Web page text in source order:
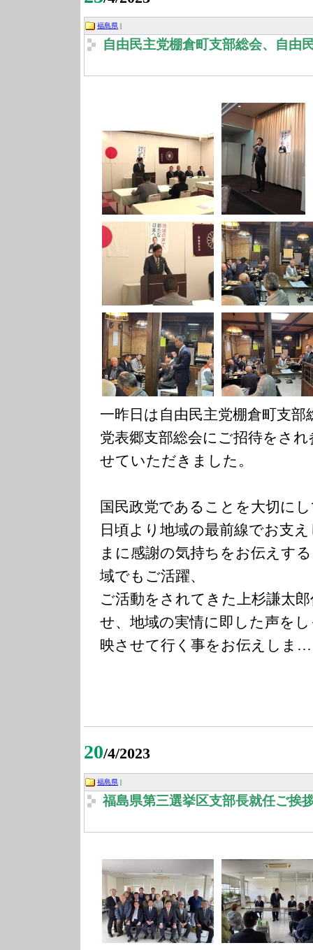
福島県 |
自由民主党棚倉町支部総会、自由
一昨日は自由民主党棚倉町支部
党表郷支部総会にご招待をさ
せていただきました。
国民政党であることを大切に
日頃より地域の最前線でお支
まに感謝の気持ちをお伝えす
域でもご活躍、
ご活動をされてきた上杉謙太
せ、地域の実情に即した声を
映させて行く事をお伝えしま…
20/4/2023
福島県 |
福島県第三選挙区支部長就任ご挨